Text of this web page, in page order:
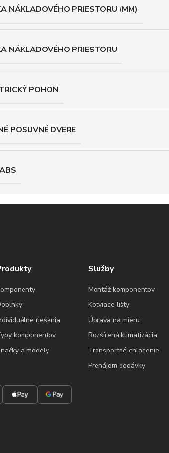
NÁKLADOVÉHO PRIESTORU (MM)
NÁKLADOVÉHO PRIESTORU
POHON
POSUVNÉ DVERE
riešenia
komponentov
a modely
Služby
Montáž komponentov
Kotviace lišty
Úprava na mieru
Rozšírená klimatizácia
Transportné chladenie
Prenájom dodávky